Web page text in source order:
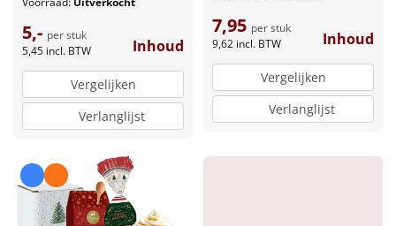
Alle artikelen
Overige
Ideeën
Doe het zelf
5,- per stuk
5,45 incl. BTW Inhoud
Vergelijken
Verlanglijst
7,95 per stuk
9,62 incl. BTW Inhoud
Vergelijken
Verlanglijst